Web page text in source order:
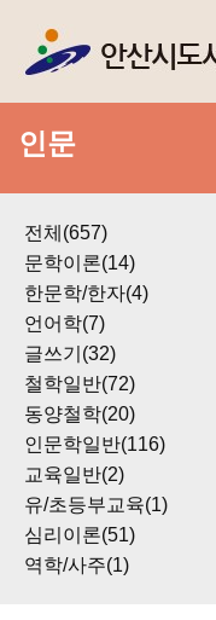
인문
전체(657)
문학이론(14)
한문학/한자(4)
언어학(7)
글쓰기(32)
철학일반(72)
동양철학(20)
인문학일반(116)
교육일반(2)
유/초등부교육(1)
심리이론(51)
역학/사주(1)